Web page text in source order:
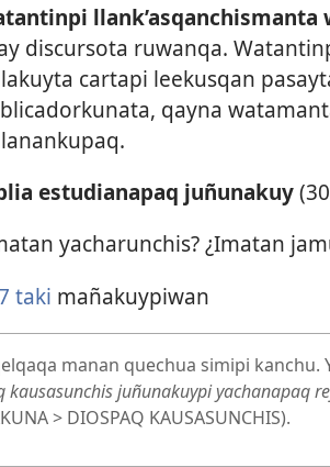
llank’asqanchismanta
discursota ruwanqa.
cartapi leekusqan
qayna
estudianapaq juñunakuy
yacharunchis? ¿Imatan
taki mañakuypiwan
manan quechua simipi
kausasunchis juñunakuypi yachanapaq
> DIOSPAQ KAUSASUNCHIS).